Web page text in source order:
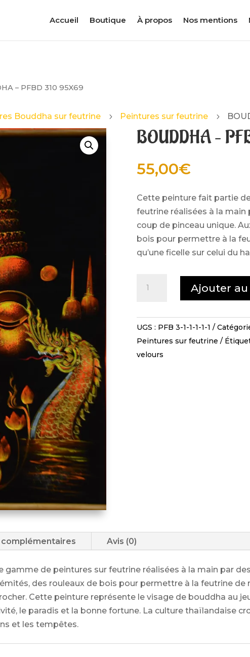
Accueil Boutique À propos Nos mentions
– PFBD 310 95X69
Bouddha sur feutrine 5 Peintures sur feutrine 5
BOUDDHA –
55,00€
Cette peinture fait partie
feutrine réalisées à la
coup de pinceau unique.
bois pour permettre à la
qu’une ficelle sur celui du
Ajouter
UGS : PFB 3-1-1-1-1-1
Peintures sur feutrine
velours
Avis (0)
de peintures sur feutrine réalisées à la main par
des rouleaux de bois pour permettre à la feutrine
Cette peinture représente le visage de bouddha au
le paradis et la bonne fortune. La culture thaïlandaise
et les tempêtes.